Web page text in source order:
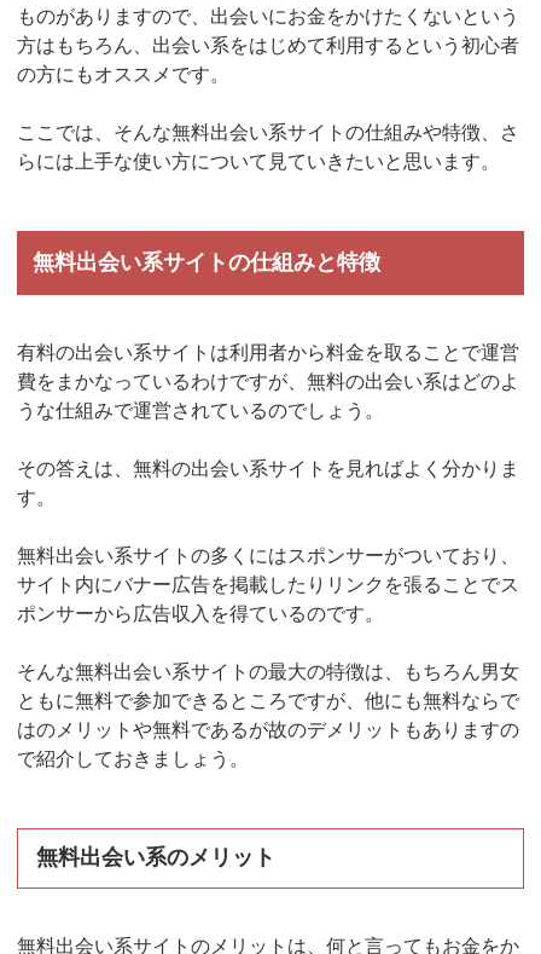
ものがありますので、出会いにお金をかけたくないという
方はもちろん、出会い系をはじめて利用するという初心者
の方にもオススメです。
ここでは、そんな無料出会い系サイトの仕組みや特徴、さ
らには上手な使い方について見ていきたいと思います。
無料出会い系サイトの仕組みと特徴
有料の出会い系サイトは利用者から料金を取ることで運営
費をまかなっているわけですが、無料の出会い系はどのよ
うな仕組みで運営されているのでしょう。
その答えは、無料の出会い系サイトを見ればよく分かりま
す。
無料出会い系サイトの多くにはスポンサーがついており、
サイト内にバナー広告を掲載したりリンクを張ることでス
ポンサーから広告収入を得ているのです。
そんな無料出会い系サイトの最大の特徴は、もちろん男女
ともに無料で参加できるところですが、他にも無料ならで
はのメリットや無料であるが故のデメリットもありますの
で紹介しておきましょう。
無料出会い系のメリット
無料出会い系サイトのメリットは、何と言ってもお金をか